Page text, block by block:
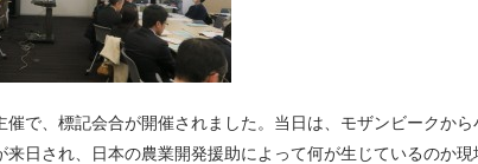
で、標記会合が開催されました。当日は、モザンビークから
日され、日本の農業開発援助によって何が生じているのか現